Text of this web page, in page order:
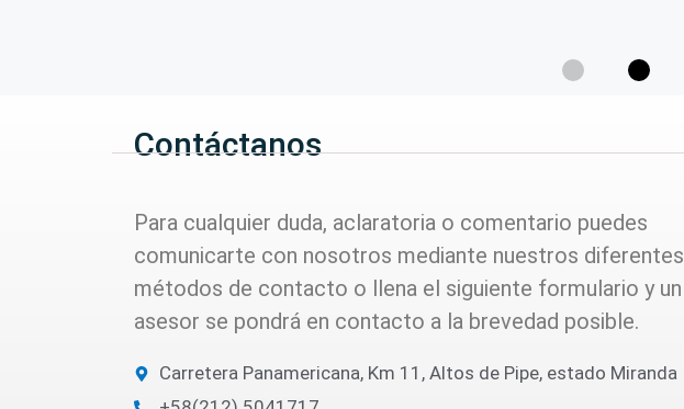
Contáctanos
Para cualquier duda, aclaratoria o comentario puedes
comunicarte con nosotros mediante nuestros diferentes
métodos de contacto o llena el siguiente formulario y un
asesor se pondrá en contacto a la brevedad posible.
Carretera Panamericana, Km 11, Altos de Pipe, estado Miranda